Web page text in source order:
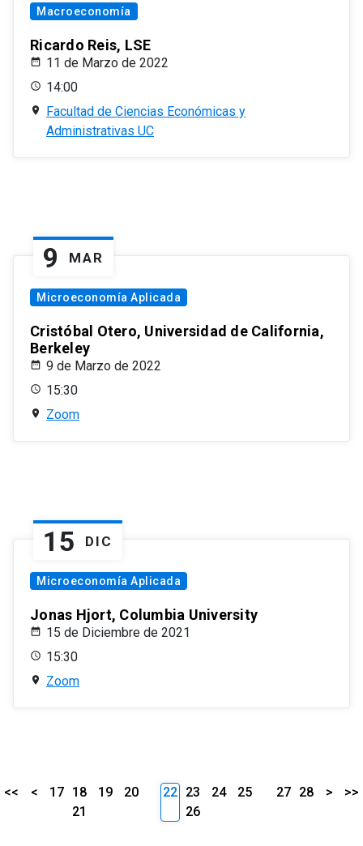
Macroeconomía
Ricardo Reis, LSE
11 de Marzo de 2022
14:00
Facultad de Ciencias Económicas y
Administrativas UC
9 MAR
Microeconomía Aplicada
Cristóbal Otero, Universidad de California,
Berkeley
9 de Marzo de 2022
15:30
Zoom
15 DIC
Microeconomía Aplicada
Jonas Hjort, Columbia University
15 de Diciembre de 2021
15:30
Zoom
<< < 17 18 19
20
21
22 23 24
25
26
27 28 > >>